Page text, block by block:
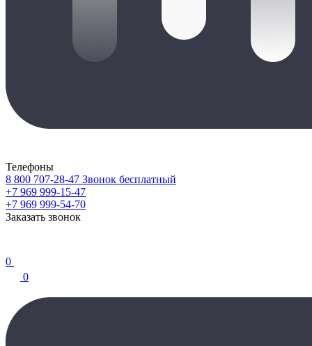
Телефоны
8 800 707-28-47 Звонок бесплатный
+7 969 999-15-47
+7 969 999-54-70
Заказать звонок
0
0